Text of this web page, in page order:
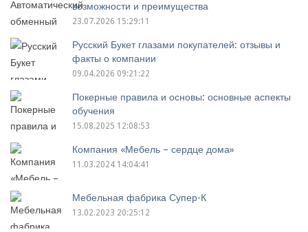
возможности и преимущества
23.07.2026 15:29:11
Русский Букет глазами покупателей: отзывы и
факты о компании
09.04.2026 09:21:22
Покерные правила и основы: основные аспекты
обучения
15.08.2025 12:08:53
Компания «Мебель – сердце дома»
11.03.2024 14:04:41
Мебельная фабрика Супер-К
13.02.2023 20:25:12